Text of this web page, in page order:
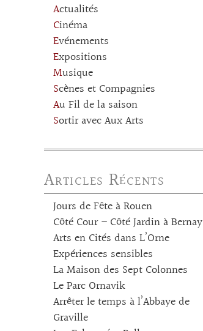
Actualités
Cinéma
Evénements
Expositions
Musique
Scènes et Compagnies
Au Fil de la saison
Sortir avec Aux Arts
Articles Récents
Jours de Fête à Rouen
Côté Cour – Côté Jardin à Bernay
Arts en Cités dans L’Orne
Expériences sensibles
La Maison des Sept Colonnes
Le Parc Ornavik
Arrêter le temps à l’Abbaye de
Graville